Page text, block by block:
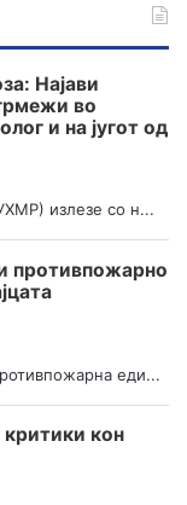
Најави
во
и на југот од
излезе со н...
противпожарно
еди...
кон